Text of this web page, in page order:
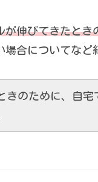
が伸びてきたとき
合についてなど
きのために、自